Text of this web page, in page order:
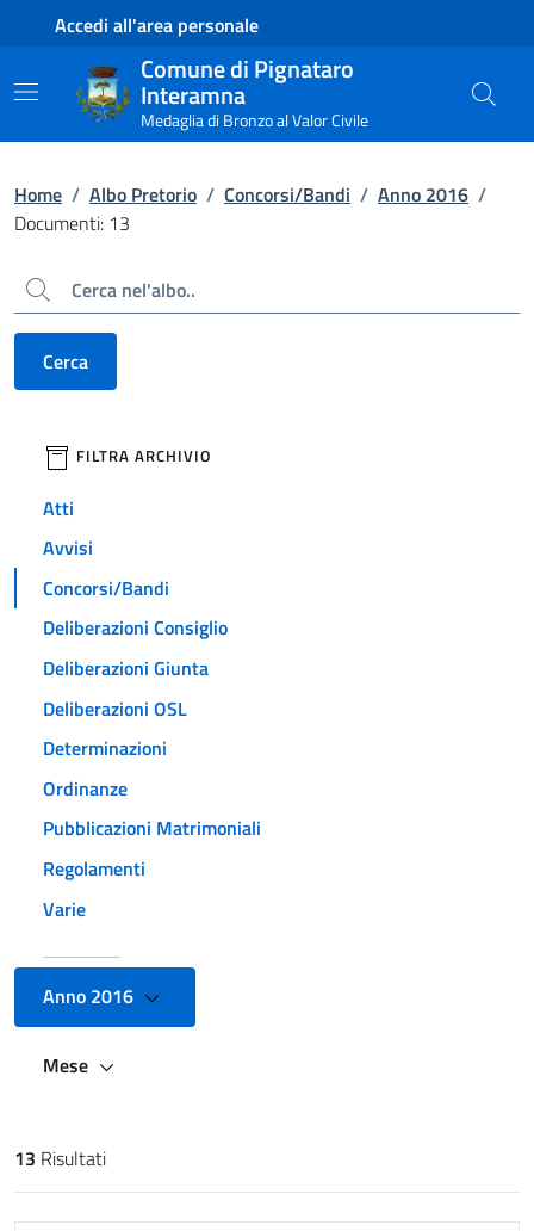
Contenuto principale
Piede di paginaAccedi all'area personale
Comune di Pignataro
Interamna
Medaglia di Bronzo al Valor Civile
Home / Albo Pretorio / Concorsi/Bandi / Anno 2016 /
Documenti: 13
Cerca
Cerca
filtri da applicare
FILTRA ARCHIVIO
Atti
Avvisi
Concorsi/Bandi
Deliberazioni Consiglio
Deliberazioni Giunta
Deliberazioni OSL
Determinazioni
Ordinanze
Pubblicazioni Matrimoniali
Regolamenti
Varie
Anno 2016
Mese
Risultati di ricerca
13 Risultati